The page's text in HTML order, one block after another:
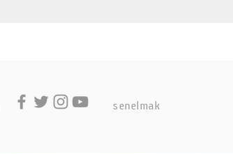
senelmak